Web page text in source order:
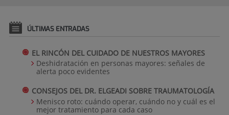
ÚLTIMAS ENTRADAS
EL RINCÓN DEL CUIDADO DE NUESTROS MAYORES
Deshidratación en personas mayores: señales de
alerta poco evidentes
CONSEJOS DEL DR. ELGEADI SOBRE TRAUMATOLOGÍA
Menisco roto: cuándo operar, cuándo no y cuál es el
mejor tratamiento para cada caso